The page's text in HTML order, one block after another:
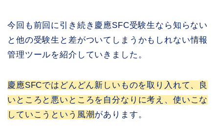
今回も前回に引き続き慶應SFC受験生なら知らない
と他の受験生と差がついてしまうかもしれない情報
管理ツールを紹介していきました。
慶應SFCではどんどん新しいものを取り入れて、良
いところと悪いところを自分なりに考え、使いこな
していこうという風潮があります。